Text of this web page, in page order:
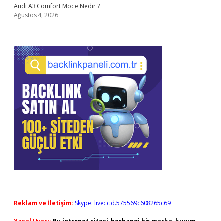
Audi A3 Comfort Mode Nedir ?
Ağustos 4, 2026
Reklam ve İletişim: Skype: live:.cid.575569c608265c69